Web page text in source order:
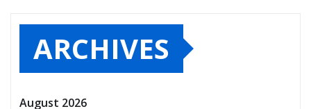
ARCHIVES
August 2026